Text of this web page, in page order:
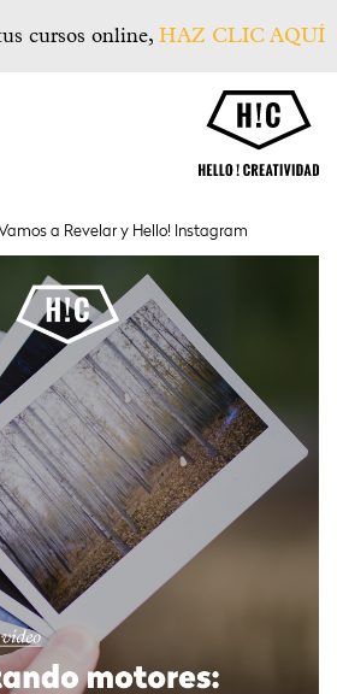
cursos online, HAZ CLIC AQUÍ
a Revelar y Hello! Instagram